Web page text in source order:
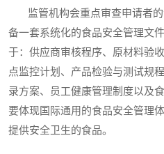
监管机构会重点审查申请者的
备一套系统化的食品安全管理文
于：供应商审核程序、原材料验
点监控计划、产品检验与测试规
录方案、员工健康管理制度以及
要体现国际通用的食品安全管理
提供安全卫生的食品。